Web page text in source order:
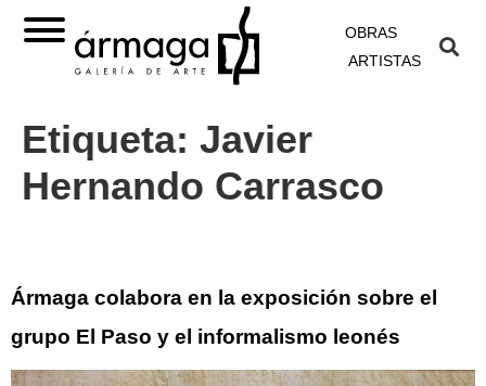
OBRAS
ARTISTAS
Etiqueta: Javier
Hernando Carrasco
Ármaga colabora en la exposición sobre el
grupo El Paso y el informalismo leonés